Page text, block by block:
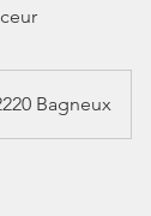
Bagneux